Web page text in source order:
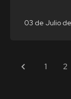
03 de Julio
1 2